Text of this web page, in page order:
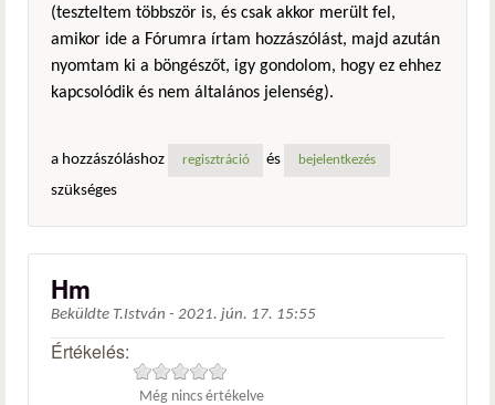
(teszteltem többször is, és csak akkor merült fel,
amikor ide a Fórumra írtam hozzászólást, majd azután
nyomtam ki a böngészőt, igy gondolom, hogy ez ehhez
kapcsolódik és nem általános jelenség).
a hozzászóláshoz regisztráció és bejelentkezés
szükséges
Hm
Beküldte T.István - 2021. jún. 17. 15:55
Értékelés:
Még nincs értékelve